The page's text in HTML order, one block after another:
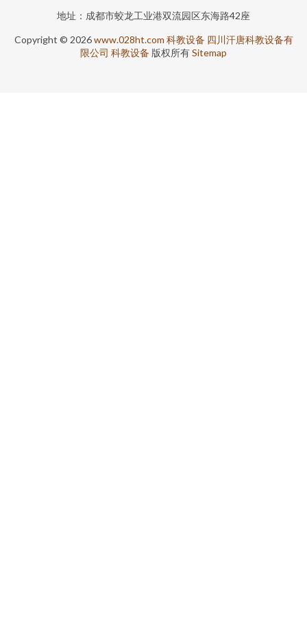
地址：成都市蛟龙工业港双流园区东海路42座
Copyright © 2026www.028ht.com 科教设备 四川汗唐科教设备有
限公司 科教设备 版权所有Sitemap